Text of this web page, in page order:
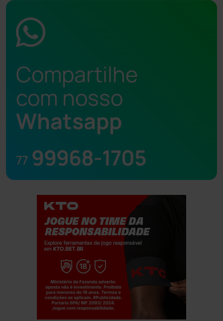
Compartilhe
com nosso
Whatsapp
77 99968-1705